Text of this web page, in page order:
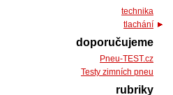
technika
tlachání
doporučujeme
Pneu-TEST.cz
Testy zimních pneu
rubriky